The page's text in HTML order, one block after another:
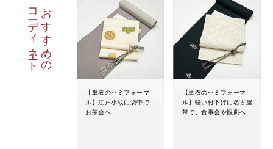
おすすめの
コーディネート
【単衣のセミフォーマ
ル】江戸小紋に袋帯で、
お茶会へ
【単衣のセミフォーマ
ル】軽い付下げに名古屋
帯で、食事会や観劇へ